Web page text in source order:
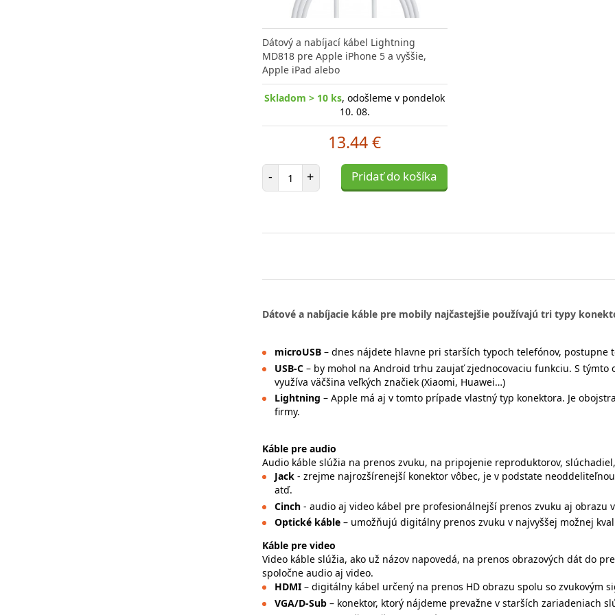
Dátový a nabíjací kábel Lightning
MD818 pre Apple iPhone 5 a vyššie,
Apple iPad alebo
Skladom > 10 ks, odošleme v pondelok
10. 08.
13.44 €
- Počet položiek
+ Pridať do košíka
Dátové a nabíjacie káble pre mobily najčastejšie používajú tri typy
microUSB – dnes nájdete hlavne pri starších typoch telefónov,
USB-C – by mohol na Android trhu zaujať zjednocovaciu funkciu. S
využíva väčšina veľkých značiek (Xiaomi, Huawei…)
Lightning – Apple má aj v tomto prípade vlastný typ konektora. Je
firmy.
Káble pre audio
Audio káble slúžia na prenos zvuku, na pripojenie reproduktorov,
Jack - zrejme najrozšírenejší konektor vôbec, je v podstate
atď.
Cinch - audio aj video kábel pre profesionálnejší prenos zvuku aj obrazu
Optické káble – umožňujú digitálny prenos zvuku v najvyššej možnej
Káble pre video
Video káble slúžia, ako už názov napovedá, na prenos obrazových dát do
spoločne audio aj video.
HDMI – digitálny kábel určený na prenos HD obrazu spolu so zvukovým
VGA/D-Sub – konektor, ktorý nájdeme prevažne v starších zariadeniach